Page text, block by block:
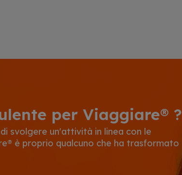
per Viaggiare® ?
svolgere un'attività in linea con le
è proprio qualcuno che ha trasformato